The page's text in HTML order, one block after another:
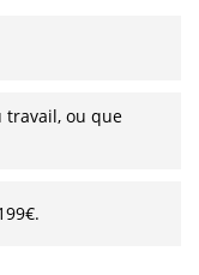
travail, ou que